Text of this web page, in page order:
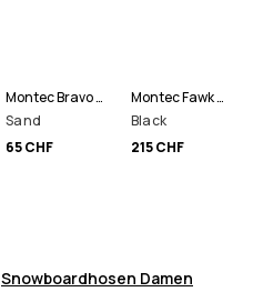
Montec Bravo W Fleecepullover Damen
Sand
65 CHF
Montec Fawk W Skihose Damen
Black
215 CHF
Snowboardhosen Damen